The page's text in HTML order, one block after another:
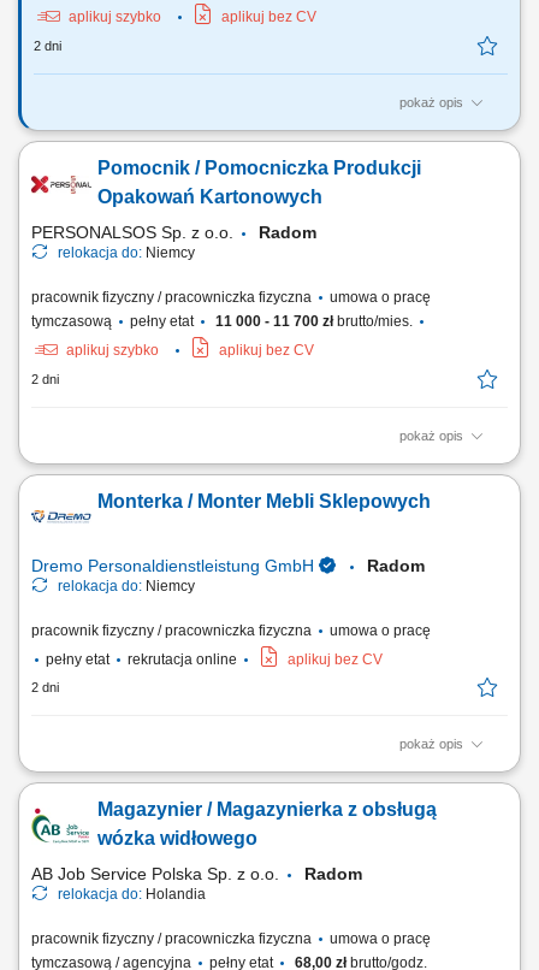
aplikuj szybko
aplikuj bez CV
2 dni
pokaż opis
Zakres obowiązków: przygotowanie i rozwijanie mat wegetacyjnych na
rolniczych.Pomocnik / Pomocniczka Produkcji
Opakowań Kartonowych
PERSONALSOS Sp. z o.o. Radom
relokacja do: Niemcy
pracownik fizyczny / pracowniczka fizyczna
umowa o pracę
tymczasową
pełny etat 11 000 - 11 700 złbrutto/mies.
aplikuj szybko
aplikuj bez CV
2 dni
pokaż opis
Opis stanowiska Wsparcie przy obsłudze maszyn wykorzystywanych do
gotowych elementów z linii produkcyjnej. Kontrola jakości wyrobów na
różnych etapach produkcji. Składanie, pakowanie i przygotowywanie
Monterka / Monter Mebli Sklepowych
Dremo Personaldienstleistung GmbH Radom
relokacja do: Niemcy
pracownik fizyczny / pracowniczka fizyczna
umowa o pracę
pełny etat
rekrutacja online aplikuj bez CV
2 dni
pokaż opis
Twoje zadania: Produkcja i montaż wyposażenia dla sklepów oraz
po końcowy montaż; Wykonywanie elementów stolarskich zgodnie z
rysunkiem technicznym; Obsługa nowoczesnych urządzeń i maszyn do
Magazynier / Magazynierka z obsługą
wózka widłowego
AB Job Service Polska Sp. z o.o. Radom
relokacja do: Holandia
pracownik fizyczny / pracowniczka fizyczna
umowa o pracę
tymczasową / agencyjna
pełny etat 68,00 złbrutto/godz.